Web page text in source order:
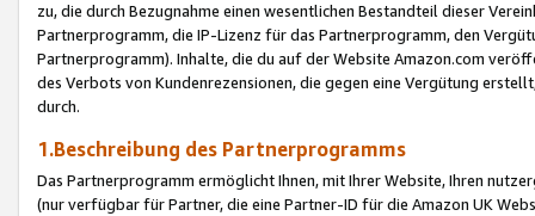
zu, die durch Bezugnahme einen wesentlichen Bestandteil dieser
Partnerprogramm, die IP-Lizenz für das Partnerprogramm, den
Partnerprogramm). Inhalte, die du auf der Website Amazon.com
des Verbots von Kundenrezensionen, die gegen eine Vergütung
durch.
1.Beschreibung des Partnerprogramms
Das Partnerprogramm ermöglicht Ihnen, mit Ihrer Website, Ihren
(nur verfügbar für Partner, die eine Partner-ID für die Amazon UK